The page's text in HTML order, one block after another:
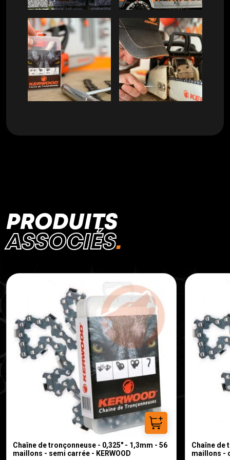
PRODUITS
ASSOCIÉS
Ajouter au panier
Chaîne de tronçonneuse - 0,325" - 1,3mm - 56
maillons - semi carrée - KERWOOD
Chaîne de
maillons -